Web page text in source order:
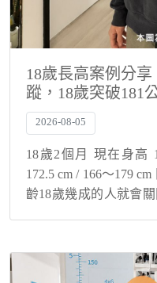
18歲長高案例分
蹤，18歲突破181
2026-08-05
18歲2個月 現在身高
172.5 cm / 166～179
齡18歲幾成的人就會